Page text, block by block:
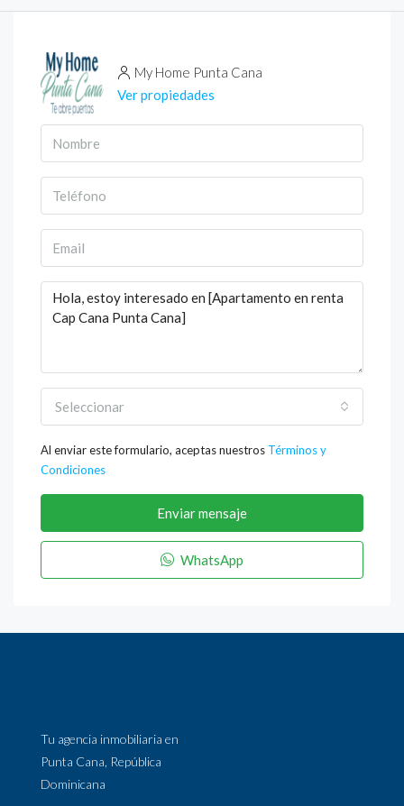
My Home Punta Cana
Ver propiedades
Seleccionar
Al enviar este formulario, aceptas nuestros Términos y
Condiciones
Enviar mensaje
WhatsApp
Tu agencia inmobiliaria en
Punta Cana, República
Dominicana